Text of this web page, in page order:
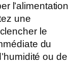
l’alimentation
une
le
du
ou de